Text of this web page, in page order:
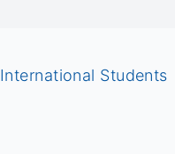
International Students